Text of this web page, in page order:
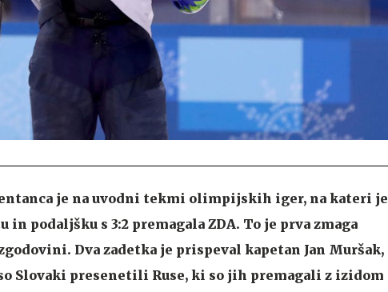
je na uvodni tekmi olimpijskih iger, na kateri je
in podaljšku s 3:2 premagala ZDA. To je prva zmaga
Dva zadetka je prispeval kapetan Jan Muršak,
so Slovaki presenetili Ruse, ki so jih premagali z izidom